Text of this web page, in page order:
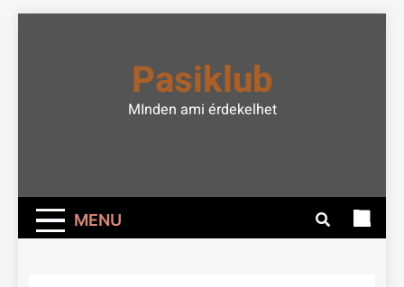
Pasiklub
MInden ami érdekelhet
MENU